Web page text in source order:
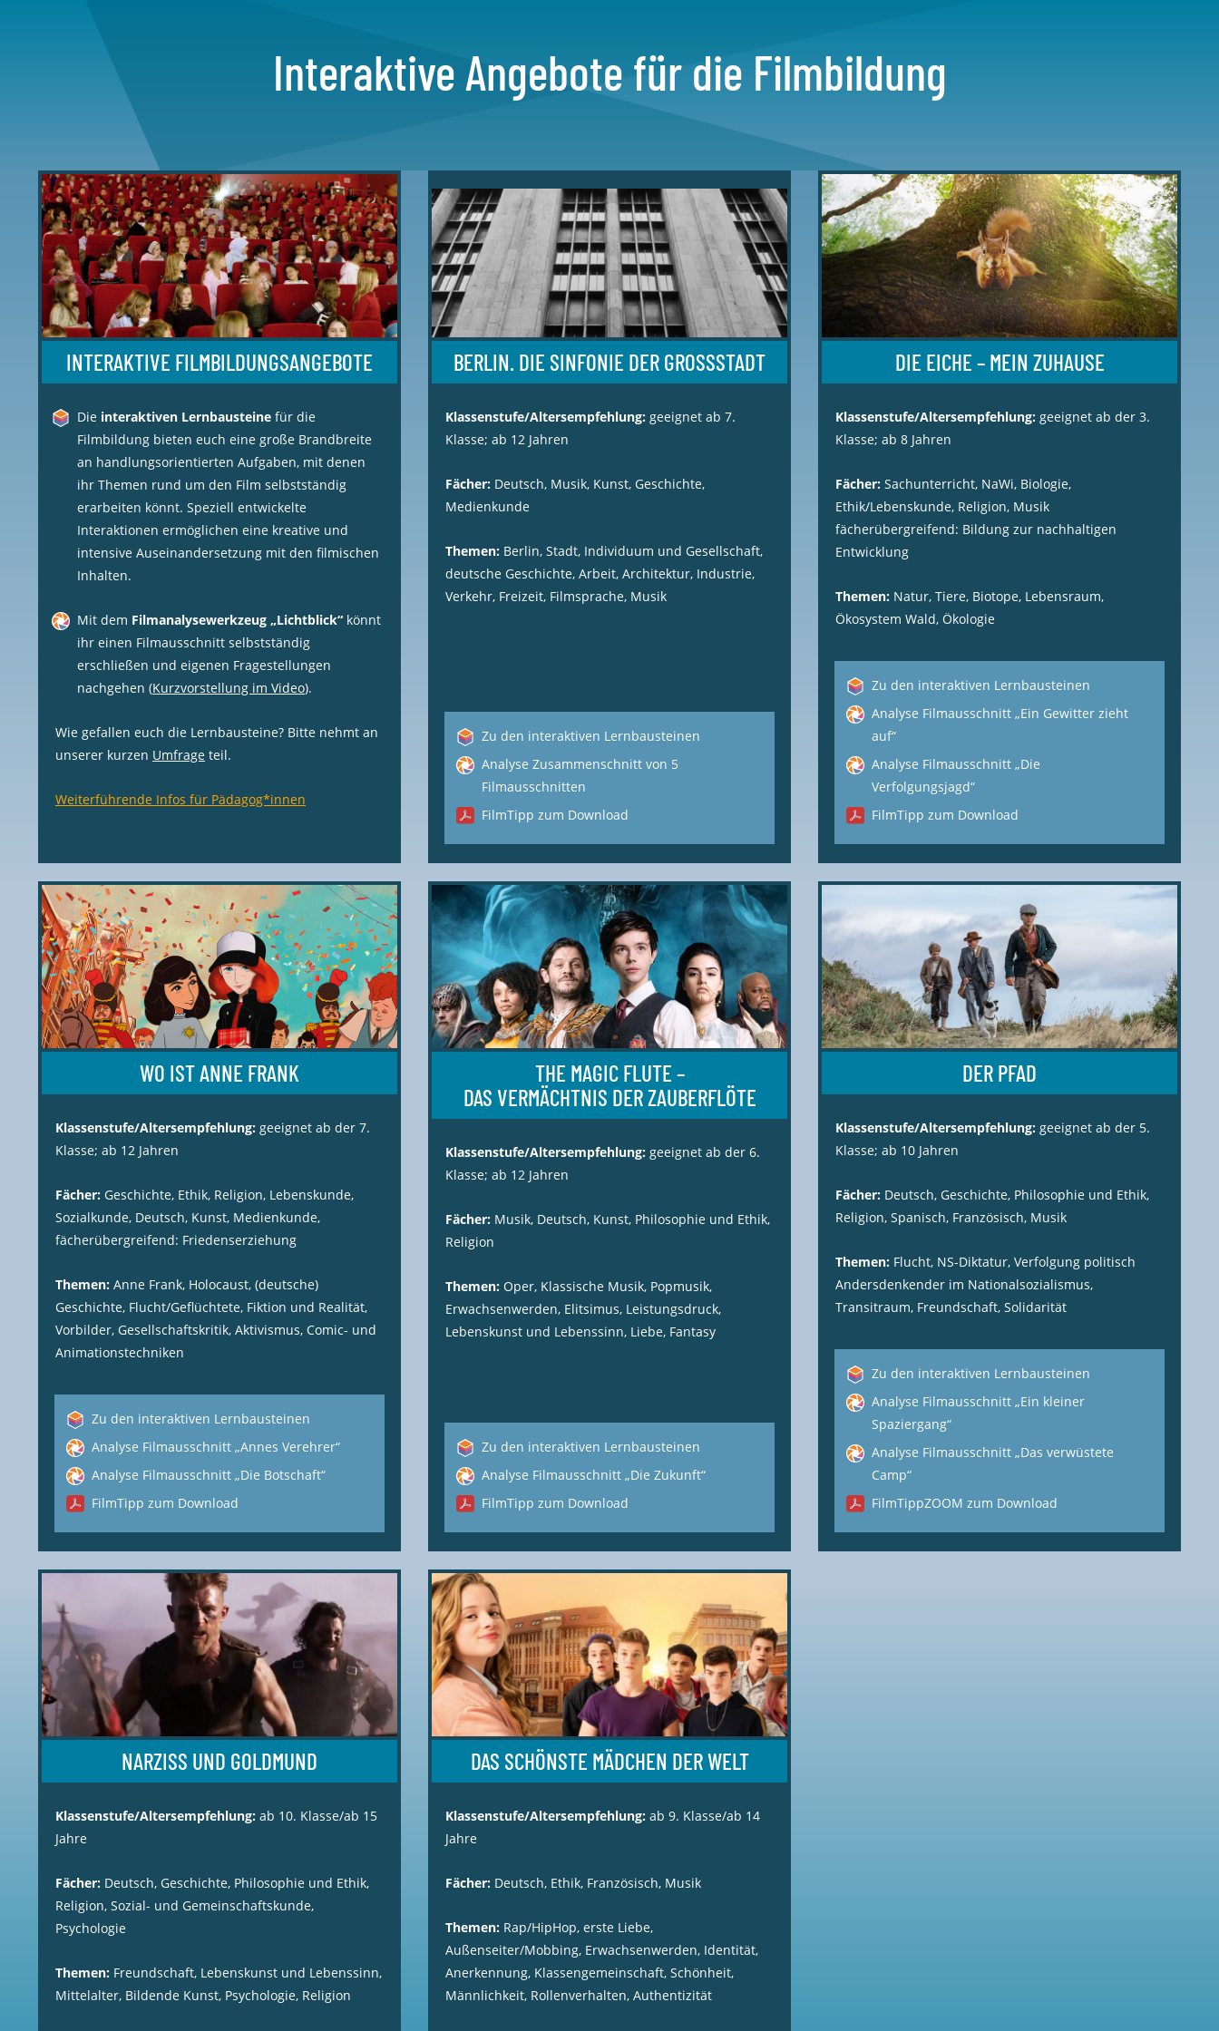
Interaktive Angebote für die Filmbildung
INTERAKTIVE FILMBILDUNGSANGEBOTE
Die interaktiven Lernbausteine für die
Filmbildung bieten euch eine große Brandbreite
an handlungsorientierten Aufgaben, mit denen
ihr Themen rund um den Film selbstständig
erarbeiten könnt. Speziell entwickelte
Interaktionen ermöglichen eine kreative und
intensive Auseinandersetzung mit den filmischen
Inhalten.
Mit dem Filmanalysewerkzeug „Lichtblick“ könnt
ihr einen Filmausschnitt selbstständig
erschließen und eigenen Fragestellungen
nachgehen (Kurzvorstellung im Video).
Wie gefallen euch die Lernbausteine? Bitte nehmt an
unserer kurzen Umfrage teil.
Weiterführende Infos für Pädagog*innen
BERLIN. DIE SINFONIE DER GROSSSTADT
Klassenstufe/Altersempfehlung: geeignet ab 7.
Klasse; ab 12 Jahren
Fächer: Deutsch, Musik, Kunst, Geschichte,
Medienkunde
Themen: Berlin, Stadt, Individuum und Gesellschaft,
deutsche Geschichte, Arbeit, Architektur, Industrie,
Verkehr, Freizeit, Filmsprache, Musik
Zu den interaktiven Lernbausteinen
Analyse Zusammenschnitt von 5
Filmausschnitten
FilmTipp zum Download
DIE EICHE – MEIN ZUHAUSE
Klassenstufe/Altersempfehlung: geeignet ab der 3.
Klasse; ab 8 Jahren
Fächer: Sachunterricht, NaWi, Biologie,
Ethik/Lebenskunde, Religion, Musik
fächerübergreifend: Bildung zur nachhaltigen
Entwicklung
Themen: Natur, Tiere, Biotope, Lebensraum,
Ökosystem Wald, Ökologie
Zu den interaktiven Lernbausteinen
Analyse Filmausschnitt „Ein Gewitter zieht
auf“
Analyse Filmausschnitt „Die
Verfolgungsjagd“
FilmTipp zum Download
WO IST ANNE FRANK
Klassenstufe/Altersempfehlung: geeignet ab der 7.
Klasse; ab 12 Jahren
Fächer: Geschichte, Ethik, Religion, Lebenskunde,
Sozialkunde, Deutsch, Kunst, Medienkunde,
fächerübergreifend: Friedenserziehung
Themen: Anne Frank, Holocaust, (deutsche)
Geschichte, Flucht/Geflüchtete, Fiktion und Realität,
Vorbilder, Gesellschaftskritik, Aktivismus, Comic- und
Animationstechniken
Zu den interaktiven Lernbausteinen
Analyse Filmausschnitt „Annes Verehrer“
Analyse Filmausschnitt „Die Botschaft“
FilmTipp zum Download
THE MAGIC FLUTE –
DAS VERMÄCHTNIS DER ZAUBERFLÖTE
Klassenstufe/Altersempfehlung: geeignet ab der 6.
Klasse; ab 12 Jahren
Fächer: Musik, Deutsch, Kunst, Philosophie und Ethik,
Religion
Themen: Oper, Klassische Musik, Popmusik,
Erwachsenwerden, Elitsimus, Leistungsdruck,
Lebenskunst und Lebenssinn, Liebe, Fantasy
Zu den interaktiven Lernbausteinen
Analyse Filmausschnitt „Die Zukunft“
FilmTipp zum Download
DER PFAD
Klassenstufe/Altersempfehlung: geeignet ab der 5.
Klasse; ab 10 Jahren
Fächer: Deutsch, Geschichte, Philosophie und Ethik,
Religion, Spanisch, Französisch, Musik
Themen: Flucht, NS-Diktatur, Verfolgung politisch
Andersdenkender im Nationalsozialismus,
Transitraum, Freundschaft, Solidarität
Zu den interaktiven Lernbausteinen
Analyse Filmausschnitt „Ein kleiner
Spaziergang“
Analyse Filmausschnitt „Das verwüstete
Camp“
FilmTippZOOM zum Download
NARZISS UND GOLDMUND
Klassenstufe/Altersempfehlung: ab 10. Klasse/ab 15
Jahre
Fächer: Deutsch, Geschichte, Philosophie und Ethik,
Religion, Sozial- und Gemeinschaftskunde,
Psychologie
Themen: Freundschaft, Lebenskunst und Lebenssinn,
Mittelalter, Bildende Kunst, Psychologie, Religion
DAS SCHÖNSTE MÄDCHEN DER WELT
Klassenstufe/Altersempfehlung: ab 9. Klasse/ab 14
Jahre
Fächer: Deutsch, Ethik, Französisch, Musik
Themen: Rap/HipHop, erste Liebe,
Außenseiter/Mobbing, Erwachsenwerden, Identität,
Anerkennung, Klassengemeinschaft, Schönheit,
Männlichkeit, Rollenverhalten, Authentizität